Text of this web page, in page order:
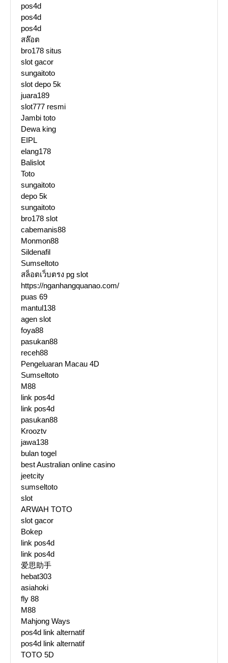
pos4d
pos4d
pos4d
สล๊อต
bro178 situs
slot gacor
sungaitoto
slot depo 5k
juara189
slot777 resmi
Jambi toto
Dewa king
EIPL
elang178
Balislot
Toto
sungaitoto
depo 5k
sungaitoto
bro178 slot
cabemanis88
Monmon88
Sildenafil
Sumseltoto
สล็อตเว็บตรง pg slot
https://nganhangquanao.com/
puas 69
mantul138
agen slot
foya88
pasukan88
receh88
Pengeluaran Macau 4D
Sumseltoto
M88
link pos4d
link pos4d
pasukan88
Krooztv
jawa138
bulan togel
best Australian online casino
jeetcity
sumseltoto
slot
ARWAH TOTO
slot gacor
Bokep
link pos4d
link pos4d
爱思助手
hebat303
asiahoki
fly 88
M88
Mahjong Ways
pos4d link alternatif
pos4d link alternatif
TOTO 5D